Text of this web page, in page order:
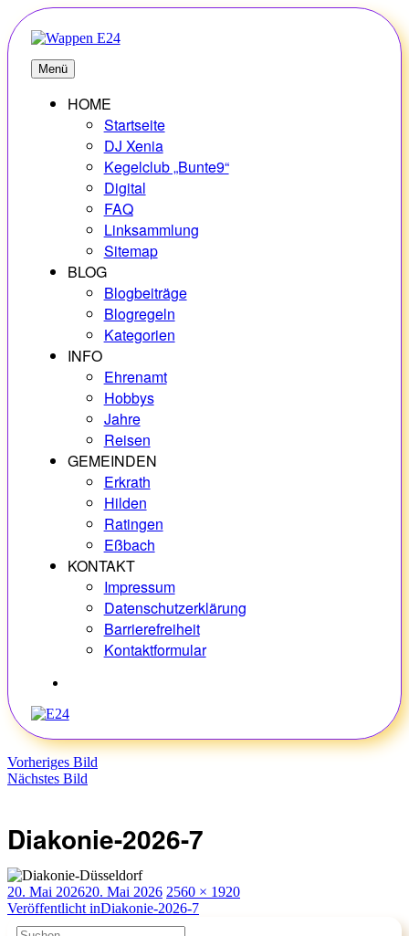
Zum
Inhalt
springen
E24
Erlebnisse – Hobbys – Vielfalt
Menü
HOME
Startseite
DJ Xenia
Kegelclub „Bunte9“
Digital
FAQ
Linksammlung
Sitemap
BLOG
Blogbeiträge
Blogregeln
Kategorien
INFO
Ehrenamt
Hobbys
Jahre
Reisen
GEMEINDEN
Erkrath
Hilden
Ratingen
Eßbach
KONTAKT
Impressum
Datenschutzerklärung
Barrierefreiheit
Kontaktformular
Vorheriges Bild
Nächstes Bild
Diakonie-2026-7
Veröffentlicht
am
20. Mai 202620. Mai 2026 Originalgröße
2560 × 1920
Beitragsnavigation
Veröffentlicht inDiakonie-2026-7
Suchen